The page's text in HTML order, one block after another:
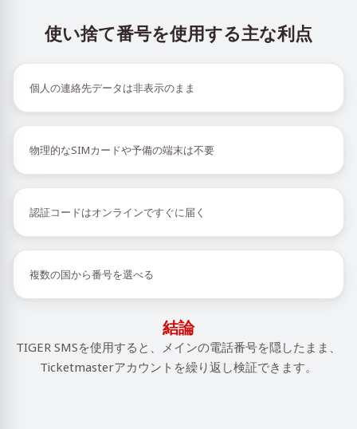
使い捨て番号を使用する主な利点
個人の連絡先データは非表示のまま
物理的なSIMカードや予備の端末は不要
認証コードはオンラインですぐに届く
複数の国から番号を選べる
結論
TIGER SMSを使用すると、メインの電話番号を隠したまま、
Ticketmasterアカウントを繰り返し検証できます。